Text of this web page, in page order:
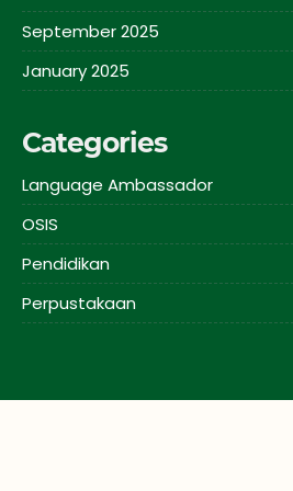
September 2025
January 2025
Categories
Language Ambassador
OSIS
Pendidikan
Perpustakaan